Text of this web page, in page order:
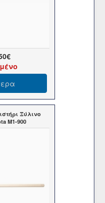
Ξύλινο
M1-900